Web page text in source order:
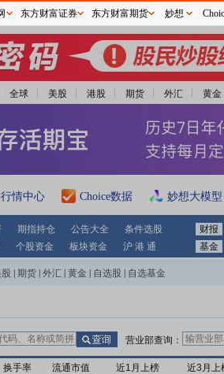
全球 美股 港股 期货 外汇 黄金
行情中心 Choice数据 妙想大模型
期指持仓 公告大全 条件选股 财报
个股资金 板块资金 沪 港 通 基金
期货 外汇 黄金 自选股 自选基金
营业部查询：
换手率 流通市值 近1月上榜 近3月上
东方财富证券 东方财富期货 妙想